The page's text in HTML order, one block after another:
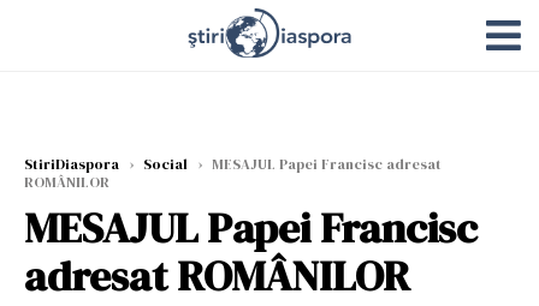
StiriDiaspora › Social › MESAJUL Papei Francisc adresat
ROMÂNILOR
MESAJUL Papei Francisc
adresat ROMÂNILOR